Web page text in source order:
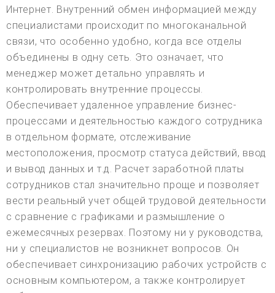
Интернет. Внутренний обмен информацией между
специалистами происходит по многоканальной
связи, что особенно удобно, когда все отделы
объединены в одну сеть. Это означает, что
менеджер может детально управлять и
контролировать внутренние процессы.
Обеспечивает удаленное управление бизнес-
процессами и деятельностью каждого сотрудника
в отдельном формате, отслеживание
местоположения, просмотр статуса действий, ввод
и вывод данных и т.д. Расчет заработной платы
сотрудников стал значительно проще и позволяет
вести реальный учет общей трудовой деятельности
с сравнение с графиками и размышление о
ежемесячных резервах. Поэтому ни у руководства,
ни у специалистов не возникнет вопросов. Он
обеспечивает синхронизацию рабочих устройств с
основным компьютером, а также контролирует